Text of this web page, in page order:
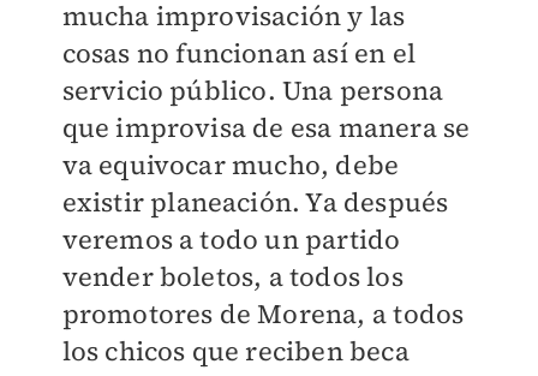
mucha improvisación y las
cosas no funcionan así en el
servicio público. Una persona
que improvisa de esa manera se
va equivocar mucho, debe
existir planeación. Ya después
veremos a todo un partido
vender boletos, a todos los
promotores de Morena, a todos
los chicos que reciben beca